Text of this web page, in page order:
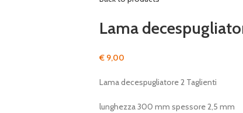
Lama
€ 9,00
Lama decespugliatore 2 Taglienti
lunghezza 300 mm spessore 2,5 mm